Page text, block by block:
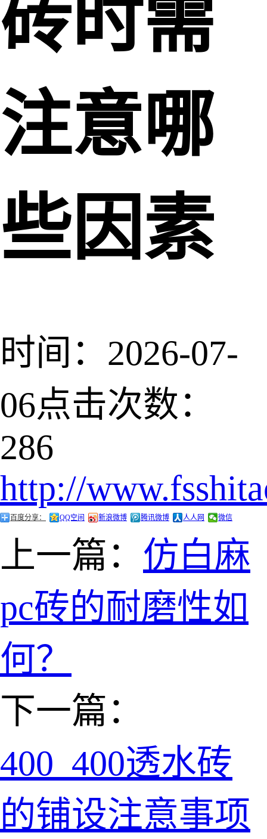
砖时需
注意哪
些因素
时间：2026-07-
06点击次数：
286
http://
百度分享： QQ空间 新浪微博 腾讯微博 人人网 微信
上一篇： 仿白麻
pc砖的耐磨性如
何？
下一篇：
400_400透水砖
的铺设注意事项